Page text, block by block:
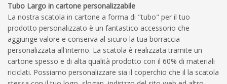
Tubo Largo in cartone personalizzabile
La nostra scatola in cartone a forma di "tubo" per il tuo
prodotto personalizzato è un fantastico accessorio che
aggiunge valore e conserva al sicuro la tua borraccia
personalizzata all'interno. La scatola è realizzata tramite un
cartone spesso e di alta qualità prodotto con il 60% di materiali
riciclati. Possiamo personalizzare sia il coperchio che il la scatola